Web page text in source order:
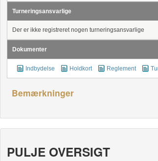
Turneringsansvarlige
Der er ikke registreret nogen turneringsansvarlige
Dokumenter
Indbydelse Holdkort Reglement
Bemærkninger
PULJE OVERSIGT